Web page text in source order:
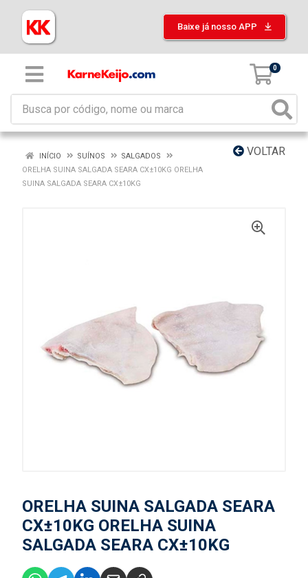
Baixe já nosso APP
0
VOLTAR
INÍCIO SUÍNOS
SALGADOS
ORELHA SUINA SALGADA SEARA CX±10KG ORELHA
SUINA SALGADA SEARA CX±10KG
ORELHA SUINA SALGADA SEARA
CX±10KG ORELHA SUINA
SALGADA SEARA CX±10KG